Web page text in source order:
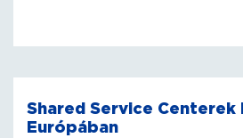
Shared Service Centerek
Európában